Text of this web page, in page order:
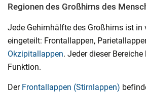
Regionen des Großhirns des
Jede Gehirnhälfte des Großhirns ist in
eingeteilt: Frontallappen,
Okzipitallappen. Jeder dieser
Funktion.
Der Frontallappen (Stirnlappen)